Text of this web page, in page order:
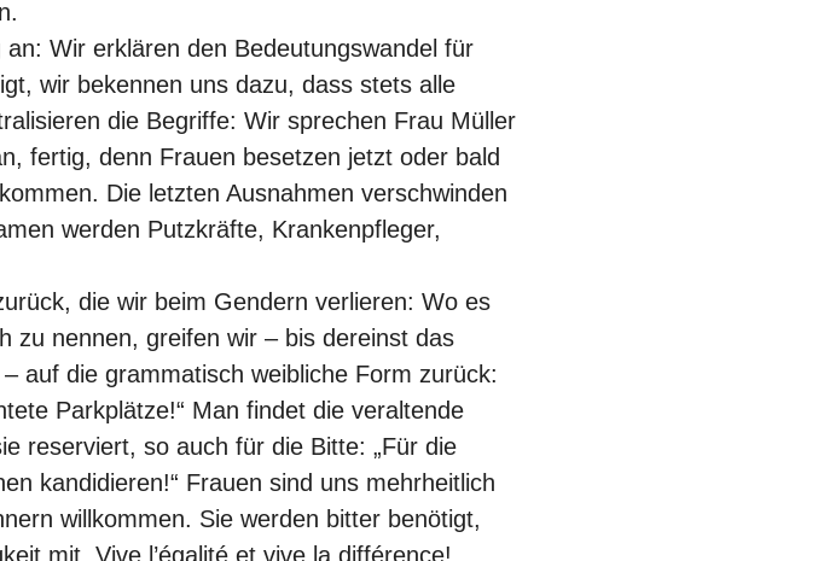
Wir erklären den Bedeutungswandel für
wir bekennen uns dazu, dass stets alle
die Begriffe: Wir sprechen Frau Müller
fertig, denn Frauen besetzen jetzt oder bald
Die letzten Ausnahmen verschwinden
werden Putzkräfte, Krankenpfleger,
die wir beim Gendern verlieren: Wo es
zu nennen, greifen wir – bis dereinst das
auf die grammatisch weibliche Form zurück:
Parkplätze!“ Man findet die veraltende
reserviert, so auch für die Bitte: „Für die
kandidieren!“ Frauen sind uns mehrheitlich
willkommen. Sie werden bitter benötigt,
mit. Vive l’égalité et vive la différence!